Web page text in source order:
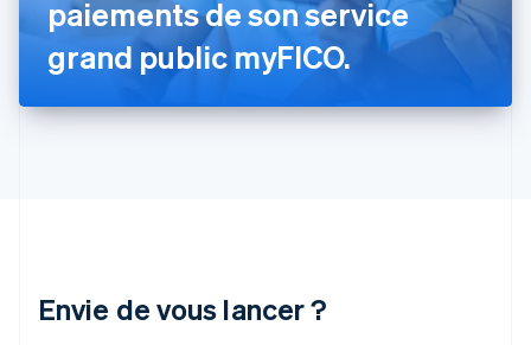
paiements de son service
grand public myFICO.
Envie de vous lancer ?
English
Inde
English
English
Deutsch English